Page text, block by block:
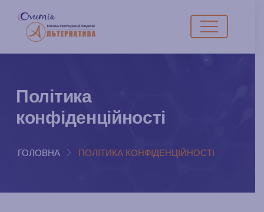
Політика
конфіденційності
ГОЛОВНА ПОЛІТИКА КОНФІДЕНЦІЙНОСТІ